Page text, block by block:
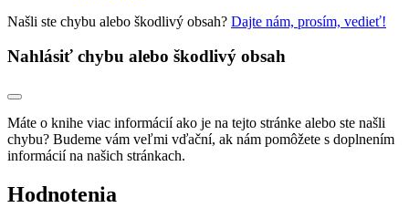
Našli ste chybu alebo škodlivý obsah? Dajte nám, prosím, vedieť!
Nahlásiť chybu alebo škodlivý obsah
Máte o knihe viac informácií ako je na tejto stránke alebo ste našli
chybu? Budeme vám veľmi vďační, ak nám pomôžete s doplnením
informácií na našich stránkach.
Hodnotenia